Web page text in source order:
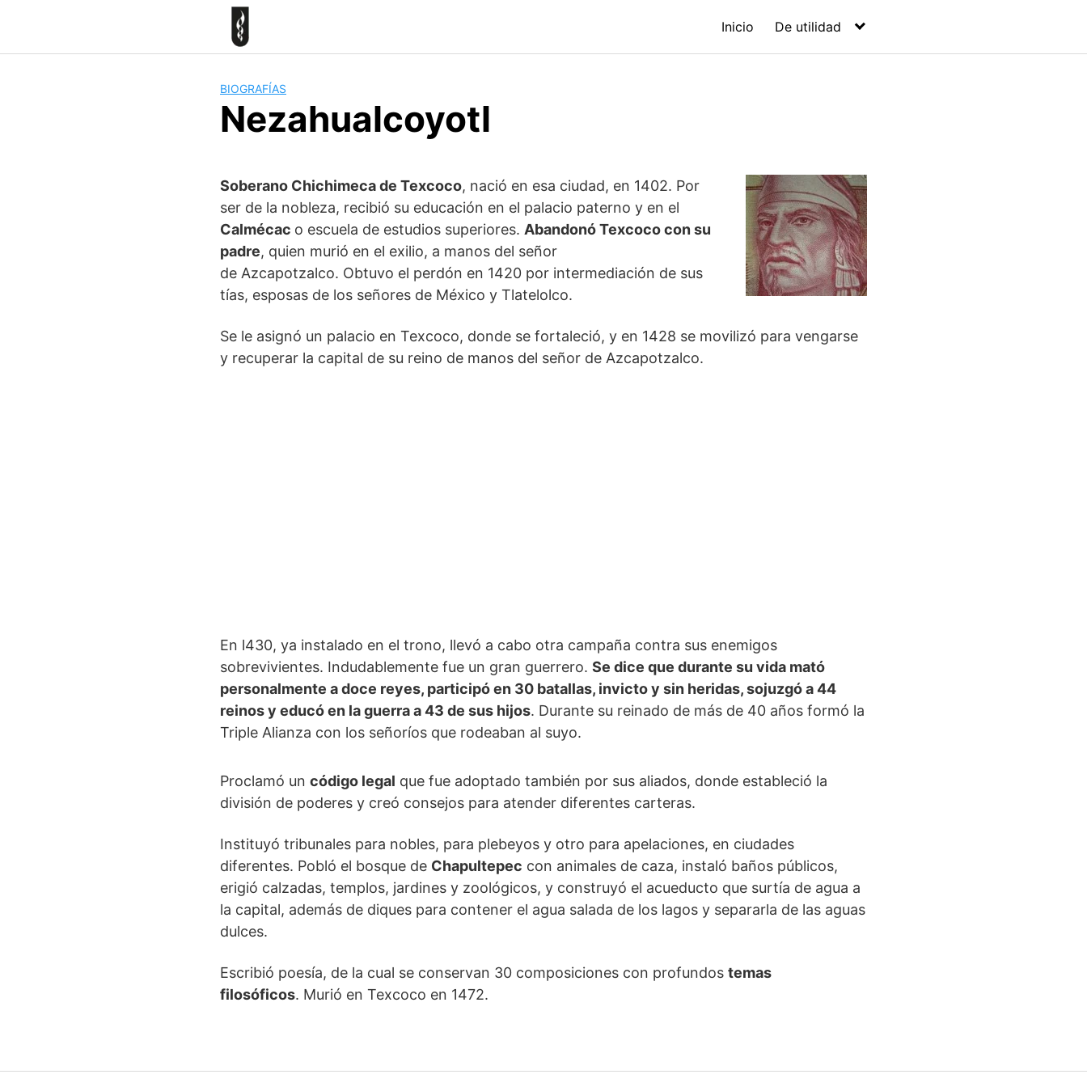
Inicio De utilidad
BIOGRAFÍAS
Nezahualcoyotl
Soberano Chichimeca de Texcoco, nació en esa ciudad, en 1402. Por
ser de la nobleza, recibió su educación en el palacio paterno y en el
Calmécac o escuela de estudios superiores. Abandonó Texcoco con su
padre, quien murió en el exilio, a manos del señor
de Azcapotzalco. Obtuvo el perdón en 1420 por intermediación de sus
tías, esposas de los señores de México y Tlatelolco.
Se le asignó un palacio en Texcoco, donde se fortaleció, y en 1428 se movilizó para vengarse
y recuperar la capital de su reino de manos del señor de Azcapotzalco.
En l430, ya instalado en el trono, llevó a cabo otra campaña contra sus enemigos
sobrevivientes. Indudablemente fue un gran guerrero. Se dice que durante su vida mató
personalmente a doce reyes, participó en 30 batallas, invicto y sin heridas, sojuzgó a 44
reinos y educó en la guerra a 43 de sus hijos. Durante su reinado de más de 40 años formó la
Triple Alianza con los señoríos que rodeaban al suyo.
Proclamó un código legal que fue adoptado también por sus aliados, donde estableció la
división de poderes y creó consejos para atender diferentes carteras.
Instituyó tribunales para nobles, para plebeyos y otro para apelaciones, en ciudades
diferentes. Pobló el bosque de Chapultepec con animales de caza, instaló baños públicos,
erigió calzadas, templos, jardines y zoológicos, y construyó el acueducto que surtía de agua a
la capital, además de diques para contener el agua salada de los lagos y separarla de las aguas
dulces.
Escribió poesía, de la cual se conservan 30 composiciones con profundos temas
filosóficos. Murió en Texcoco en 1472.